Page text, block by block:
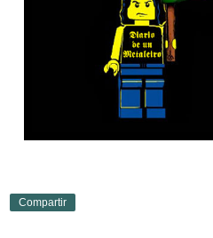
Compartir